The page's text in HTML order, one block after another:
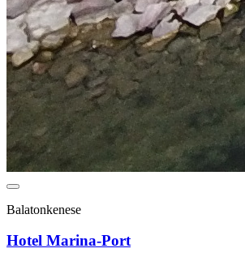
Balatonkenese
Hotel Marina-Port